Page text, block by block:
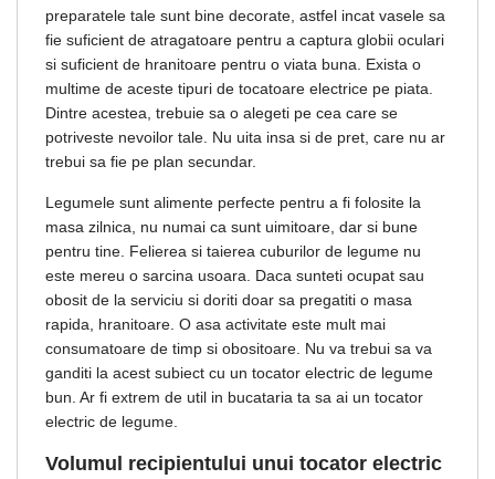
preparatele tale sunt bine decorate, astfel incat vasele sa
fie suficient de atragatoare pentru a captura globii oculari
si suficient de hranitoare pentru o viata buna. Exista o
multime de aceste tipuri de tocatoare electrice pe piata.
Dintre acestea, trebuie sa o alegeti pe cea care se
potriveste nevoilor tale. Nu uita insa si de pret, care nu ar
trebui sa fie pe plan secundar.
Legumele sunt alimente perfecte pentru a fi folosite la
masa zilnica, nu numai ca sunt uimitoare, dar si bune
pentru tine. Felierea si taierea cuburilor de legume nu
este mereu o sarcina usoara. Daca sunteti ocupat sau
obosit de la serviciu si doriti doar sa pregatiti o masa
rapida, hranitoare. O asa activitate este mult mai
consumatoare de timp si obositoare. Nu va trebui sa va
ganditi la acest subiect cu un tocator electric de legume
bun. Ar fi extrem de util in bucataria ta sa ai un tocator
electric de legume.
Volumul recipientului unui tocator electric